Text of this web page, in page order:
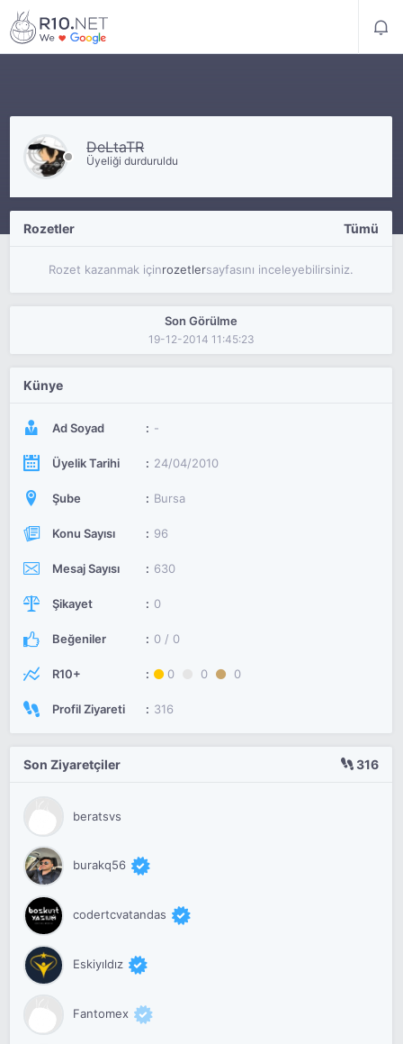
DeLtaTR
Üyeliği durduruldu
Rozetler Tümü
Rozet kazanmak içinrozetlersayfasını inceleyebilirsiniz.
Son Görülme
19-12-2014 11:45:23
Künye
Ad Soyad -
Üyelik Tarihi 24/04/2010
Şube Bursa
Konu Sayısı 96
Mesaj Sayısı 630
Şikayet 0
Beğeniler 0 / 0
R10+ 0 0 0
Profil Ziyareti 316
Son Ziyaretçiler 316
beratsvs
burakq56
codertcvatandas
Eskiyıldız
Fantomex